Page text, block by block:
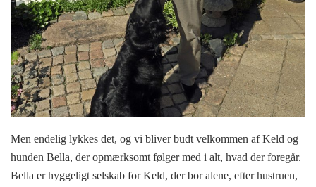
Men endelig lykkes det, og vi bliver budt velkommen af Keld og
hunden Bella, der opmærksomt følger med i alt, hvad der foregår.
Bella er hyggeligt selskab for Keld, der bor alene, efter hustruen,